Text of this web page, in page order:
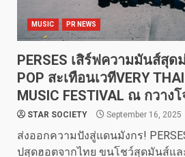
MUSIC PR NEWS
PERSES เสิร์ฟความมันส์สุ
POP สะเทือนเวทีVERY
MUSIC FESTIVAL ณ กวาง
STAR SOCIETY September 16, 2025
ส่งออกความปังสู่แดนมังกร!
ปสุดฮอตจากไทย ขนโชว์สุดมันส์แล